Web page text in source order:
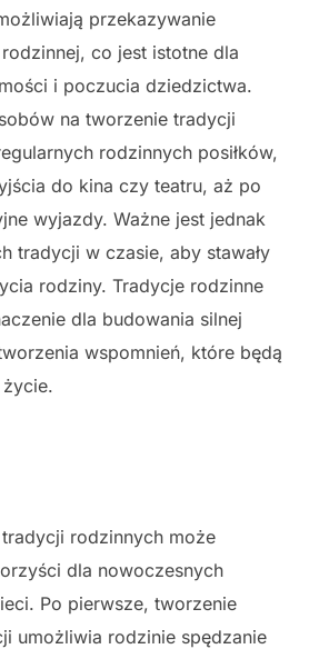
przekazywanie
co jest istotne dla
i poczucia dziedzictwa.
na tworzenie tradycji
rodzinnych posiłków,
do kina czy teatru, aż po
wyjazdy. Ważne jest jednak
tradycji w czasie, aby stawały
rodziny. Tradycje rodzinne
dla budowania silnej
wspomnień, które będą
życie.
rodzinnych może
dla nowoczesnych
Po pierwsze, tworzenie
umożliwia rodzinie spędzanie